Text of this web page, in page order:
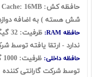
شش هسته ) به اضافه
حافظه RAM:
ندارد - ارتقا یافته توسط
حافظه داخلی:
توسط شرکت گارانتی کننده